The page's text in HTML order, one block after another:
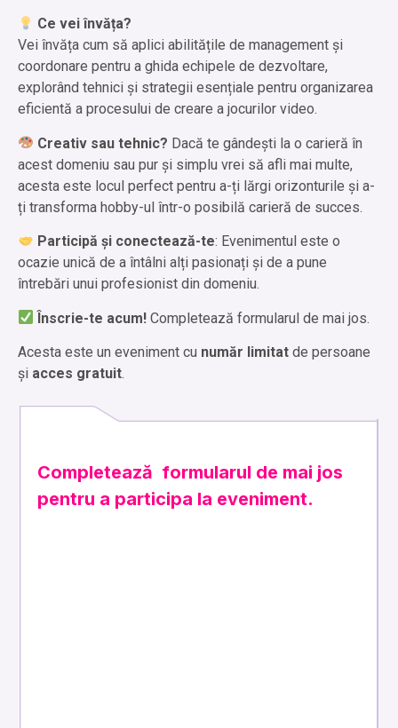
Ce vei învăța?
Vei învăța cum să aplici abilitățile de management și
coordonare pentru a ghida echipele de dezvoltare,
explorând tehnici și strategii esențiale pentru organizarea
eficientă a procesului de creare a jocurilor video.
Creativ sau tehnic? Dacă te gândești la o carieră în
acest domeniu sau pur și simplu vrei să afli mai multe,
acesta este locul perfect pentru a-ți lărgi orizonturile și a-
ți transforma hobby-ul într-o posibilă carieră de succes.
Participă și conectează-te: Evenimentul este o
ocazie unică de a întâlni alți pasionați și de a pune
întrebări unui profesionist din domeniu.
Înscrie-te acum! Completează formularul de mai jos.
Acesta este un eveniment cu număr limitat de persoane
și acces gratuit.
Completează formularul de mai jos
pentru a participa la eveniment.